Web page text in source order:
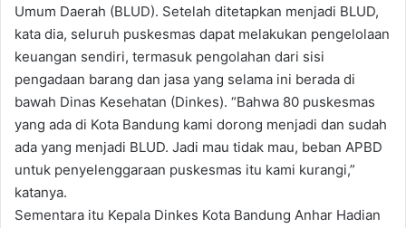
Umum Daerah (BLUD). Setelah ditetapkan menjadi BLUD,
kata dia, seluruh puskesmas dapat melakukan pengelolaan
keuangan sendiri, termasuk pengolahan dari sisi
pengadaan barang dan jasa yang selama ini berada di
bawah Dinas Kesehatan (Dinkes). “Bahwa 80 puskesmas
yang ada di Kota Bandung kami dorong menjadi dan sudah
ada yang menjadi BLUD. Jadi mau tidak mau, beban APBD
untuk penyelenggaraan puskesmas itu kami kurangi,”
katanya.
Sementara itu Kepala Dinkes Kota Bandung Anhar Hadian